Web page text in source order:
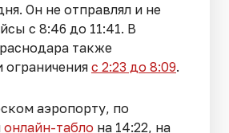
Он не отправлял и не
с 8:46 до 11:41. В
также
ограничения с 2:23 до 8:09.
аэропорту, по
онлайн-табло на 14:22, на